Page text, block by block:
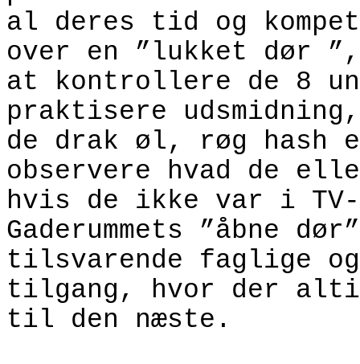
al deres tid og
over en ”lukket dør
at kontrollere de 8
praktisere
de drak øl, røg hash
observere hvad de
hvis de ikke var i
Gaderummets ”åbne
tilsvarende faglige og
tilgang, hvor der
til den næste.